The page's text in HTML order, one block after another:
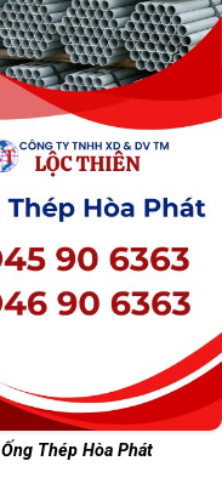
Ống Thép Hòa Phát